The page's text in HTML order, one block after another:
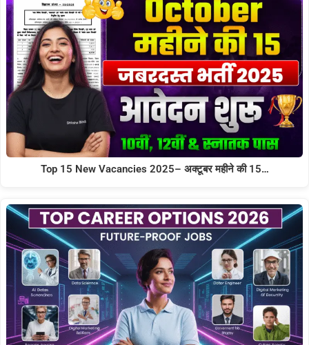
Top 15 New Vacancies 2025– अक्टूबर महीने की 15…